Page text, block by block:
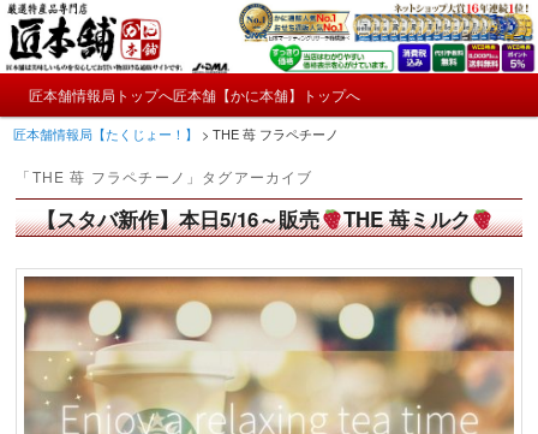
メ
イ
ン
ン
テ
サ
ブ
コ
テ
ン
匠本舗情報局【たくじょー！】
かにやおせちについてのおもしろ情報や興味深い記事をお届けします。
ン
メ
イ
ン
コ
ン
テ
ン
サ
ブ
コ
ン
テ
ン
ツ
匠本舗情報局トップへ匠本舗【かに本舗】トップへ
匠本舗情報局【たくじょー！】 >THE 苺 フラペチーノ
「THE 苺 フラペチーノ 」タグアーカイブ
【スタバ新作】本日5/16～販売 THE 苺ミルク